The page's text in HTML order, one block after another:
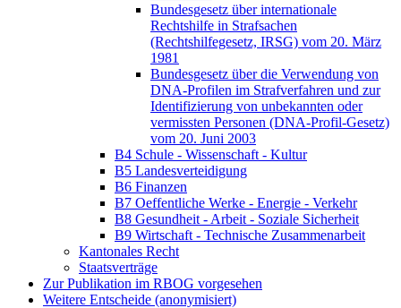
Bundesgesetz über internationale
Rechtshilfe in Strafsachen
(Rechtshilfegesetz, IRSG) vom 20. März
1981
Bundesgesetz über die Verwendung von
DNA-Profilen im Strafverfahren und zur
Identifizierung von unbekannten oder
vermissten Personen (DNA-Profil-Gesetz)
vom 20. Juni 2003
B4 Schule - Wissenschaft - Kultur
B5 Landesverteidigung
B6 Finanzen
B7 Oeffentliche Werke - Energie - Verkehr
B8 Gesundheit - Arbeit - Soziale Sicherheit
B9 Wirtschaft - Technische Zusammenarbeit
Kantonales Recht
Staatsverträge
Zur Publikation im RBOG vorgesehen
Weitere Entscheide (anonymisiert)